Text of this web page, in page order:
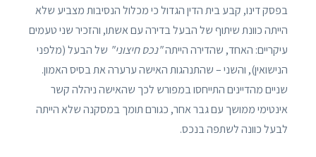
בפסק דינו, קבע בית הדין הגדול כי מכלול הנסיבות מצביע שלא
הייתה כוונת שיתוף של הבעל בדירה עם אשתו, והזכיר שני טעמים
עיקריים: האחד, שהדירה הייתה"נכס חיצוני" של הבעל (מלפני
הנישואין), והשני – שהתנהגות האישה ערערה את בסיס האמון.
שניים מהדיינים התייחסו במפורש לכך שהאישה ניהלה קשר
אינטימי ממושך עם גבר אחר, כגורם תומך במסקנה שלא הייתה
לבעל כוונה לשתפה בנכס.